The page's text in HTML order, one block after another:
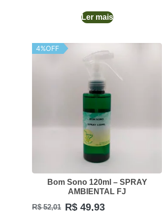
Ler mais
4%OFF
Bom Sono 120ml – SPRAY
AMBIENTAL FJ
R$52,01 R$ 49,93